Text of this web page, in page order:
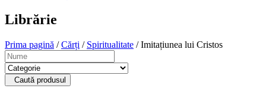
Librărie
Prima pagină /Cărți / Spiritualitate / Imitațiunea lui Cristos
Caută produsul